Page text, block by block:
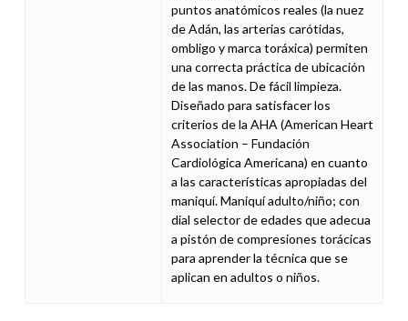
puntos anatómicos reales (la nuez
de Adán, las arterias carótidas,
ombligo y marca toráxica) permiten
una correcta práctica de ubicación
de las manos. De fácil limpieza.
Diseñado para satisfacer los
criterios de la AHA (American Heart
Association – Fundación
Cardiológica Americana) en cuanto
a las características apropiadas del
maniquí. Maniquí adulto/niño; con
dial selector de edades que adecua
a pistón de compresiones torácicas
para aprender la técnica que se
aplican en adultos o niños.